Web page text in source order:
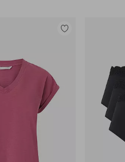
Toevoegen